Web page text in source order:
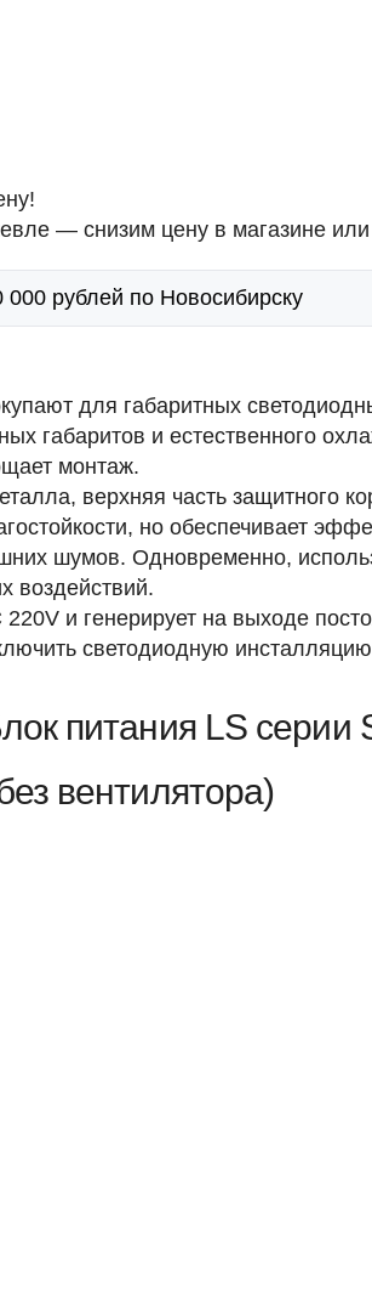
— снизим цену в магазине
000 рублей по Новосибирску
для габаритных
габаритов и естественного
монтаж.
верхняя часть защитного
но обеспечивает
шумов. Одновременно,
воздействий.
220V и генерирует на выходе
светодиодную
питания LS
вентилятора)